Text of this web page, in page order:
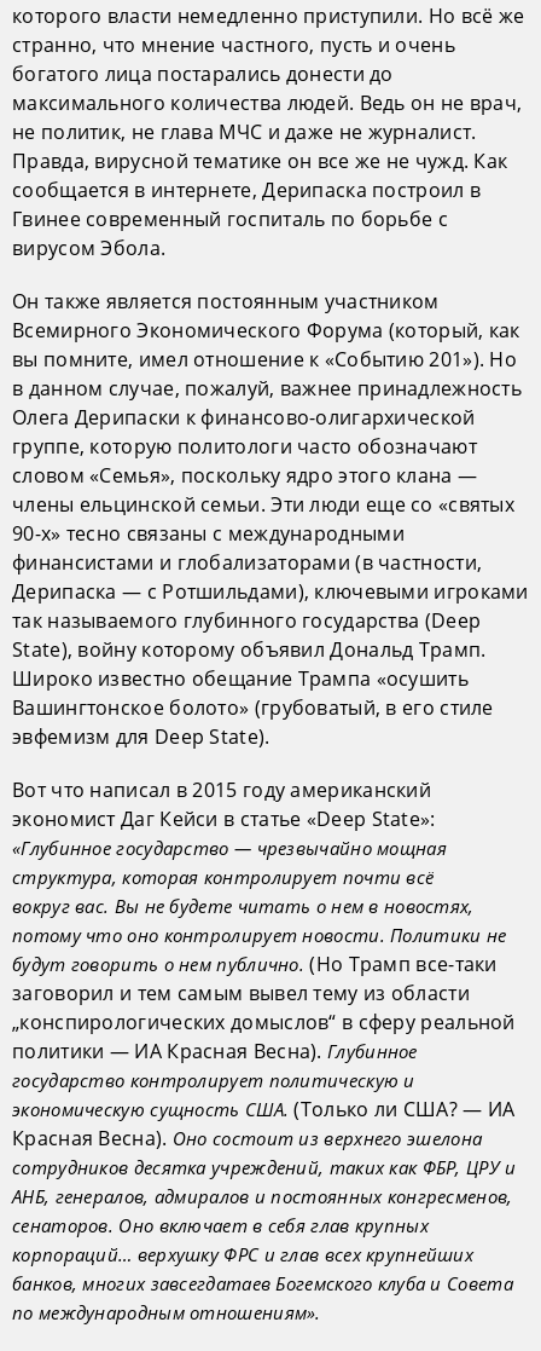
которого власти немедленно приступили. Но всё же
странно, что мнение частного, пусть и очень
богатого лица постарались донести до
максимального количества людей. Ведь он не врач,
не политик, не глава МЧС и даже не журналист.
Правда, вирусной тематике он все же не чужд. Как
сообщается в интернете, Дерипаска построил в
Гвинее современный госпиталь по борьбе с
вирусом Эбола.
Он также является постоянным участником
Всемирного Экономического Форума (который, как
вы помните, имел отношение к «Событию 201»). Но
в данном случае, пожалуй, важнее принадлежность
Олега Дерипаски к финансово-олигархической
группе, которую политологи часто обозначают
словом «Семья», поскольку ядро этого клана —
члены ельцинской семьи. Эти люди еще со «святых
90-х» тесно связаны с международными
финансистами и глобализаторами (в частности,
Дерипаска — с Ротшильдами), ключевыми игроками
так называемого глубинного государства (Deep
State), войну которому объявил Дональд Трамп.
Широко известно обещание Трампа «осушить
Вашингтонское болото» (грубоватый, в его стиле
эвфемизм для Deep State).
Вот что написал в 2015 году американский
экономист Даг Кейси в статье «Deep State»:
«Глубинное государство — чрезвычайно мощная
структура, которая контролирует почти всё
вокруг вас. Вы не будете читать о нем в новостях,
потому что оно контролирует новости. Политики не
будут говорить о нем публично. (Но Трамп все-таки
заговорил и тем самым вывел тему из области
„конспирологических домыслов“ в сферу реальной
политики — ИА Красная Весна). Глубинное
государство контролирует политическую и
экономическую сущность США. (Только ли США? — ИА
Красная Весна). Оно состоит из верхнего эшелона
сотрудников десятка учреждений, таких как ФБР, ЦРУ и
АНБ, генералов, адмиралов и постоянных конгресменов,
сенаторов. Оно включает в себя глав крупных
корпораций… верхушку ФРС и глав всех крупнейших
банков, многих завсегдатаев Богемского клуба и Совета
по международным отношениям».